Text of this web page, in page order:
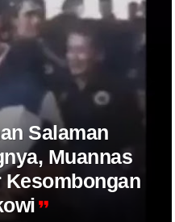
Salaman
Muannas